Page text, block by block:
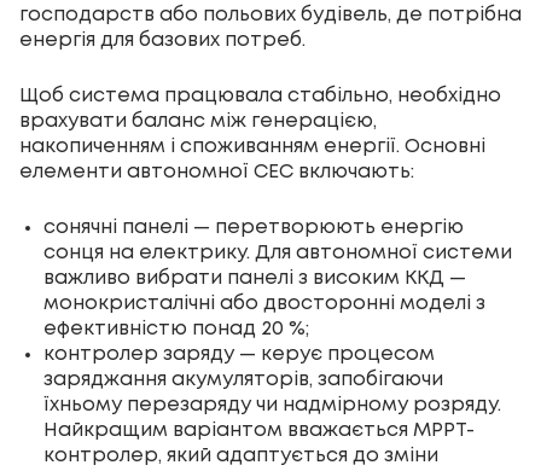
господарств або польових будівель, де потрібна
енергія для базових потреб.
Щоб система працювала стабільно, необхідно
врахувати баланс між генерацією,
накопиченням і споживанням енергії. Основні
елементи автономної СЕС включають:
сонячні панелі — перетворюють енергію
сонця на електрику. Для автономної системи
важливо вибрати панелі з високим ККД —
монокристалічні або двосторонні моделі з
ефективністю понад 20 %;
контролер заряду — керує процесом
заряджання акумуляторів, запобігаючи
їхньому перезаряду чи надмірному розряду.
Найкращим варіантом вважається MPPT-
контролер, який адаптується до зміни